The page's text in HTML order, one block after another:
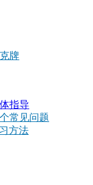
牌
指导
常见问题
方法